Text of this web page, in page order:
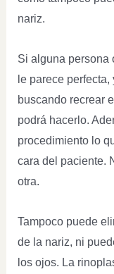
nariz.
Si alguna persona
le parece
buscando recrear
podrá hacerlo.
procedimiento lo
cara del paciente.
otra.
Tampoco puede
de la nariz, ni
los ojos. La